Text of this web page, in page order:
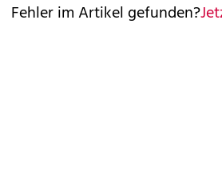
Fehler im Artikel gefunden?